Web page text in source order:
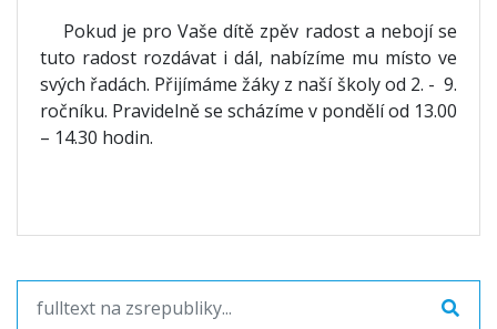
Pokud je pro Vaše dítě zpěv radost a nebojí se
tuto radost rozdávat i dál, nabízíme mu místo ve
svých řadách. Přijímáme žáky z naší školy od 2. - 9.
ročníku. Pravidelně se scházíme v pondělí od 13.00
– 14.30 hodin.